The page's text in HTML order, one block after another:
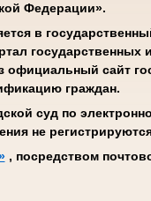
Федерации».
в
государственных
официальный сайт
граждан.
суд по
не
, посредством